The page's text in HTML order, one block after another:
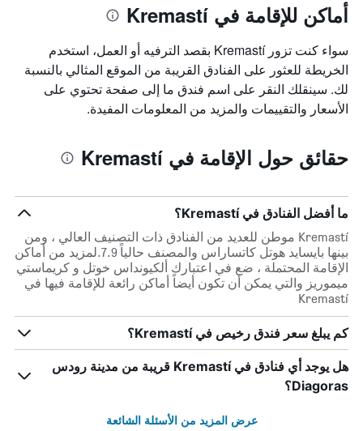
أماكن للإقامة في Kremastí
سواء كنت تزور Kremastí بقصد الترفيه أو العمل، استخدم
الخريطة للعثور على الفنادق القريبة من الموقع المثالي بالنسبة
لك. سينقلك النقر على اسم فندق ما إلى صفحة تحتوي على
الأسعار والتقييمات والمزيد من المعلومات المفيدة.
حقائق حول الإقامة في Kremastí
ما أفضل الفنادق في Kremastí؟
Kremastí موطن للعديد من الفنادق ذات التصنيف العالي ، ومن
بينها بايسايد هوتل كاتساراس والمصنف حالياً 7.9.لمزيد من أماكن
الإقامة المحتملة ، ضع في اعتبارك ألكيونداس خوتل و كريماستي
ميموريز والتي يمكن أن تكون أيضاً أماكن رائعة للإقامة فيها في
Kremastí
كم يبلغ سعر فندق رخيص في Kremastí؟
هل يوجد أي فنادق في Kremastí قريبة من مدينة رودس
Diagoras؟
عرض المزيد من الأسئلة الشائعة